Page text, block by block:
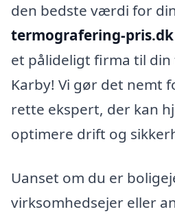
den bedste værdi for
termografering-pris.dk
et pålideligt firma til
Karby! Vi gør det nemt
rette ekspert, der kan
optimere drift og
Uanset om du er
virksomhedsejer eller